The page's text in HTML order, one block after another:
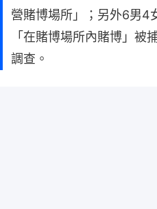
營賭博場所」；另外6男4
「在賭博場所內賭博」被
調查。